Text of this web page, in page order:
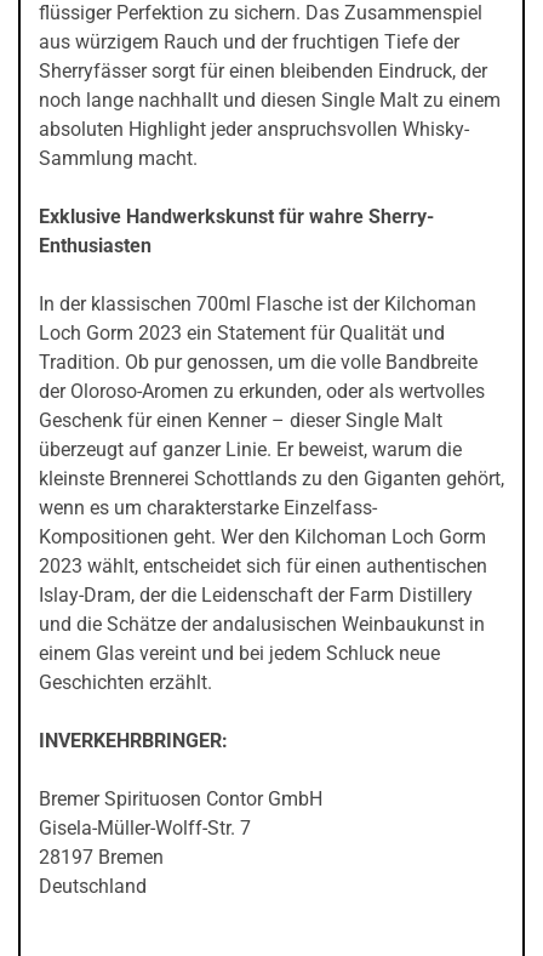
flüssiger Perfektion zu sichern. Das Zusammenspiel
aus würzigem Rauch und der fruchtigen Tiefe der
Sherryfässer sorgt für einen bleibenden Eindruck, der
noch lange nachhallt und diesen Single Malt zu einem
absoluten Highlight jeder anspruchsvollen Whisky-
Sammlung macht.
Exklusive Handwerkskunst für wahre Sherry-
Enthusiasten
In der klassischen 700ml Flasche ist der Kilchoman
Loch Gorm 2023 ein Statement für Qualität und
Tradition. Ob pur genossen, um die volle Bandbreite
der Oloroso-Aromen zu erkunden, oder als wertvolles
Geschenk für einen Kenner – dieser Single Malt
überzeugt auf ganzer Linie. Er beweist, warum die
kleinste Brennerei Schottlands zu den Giganten gehört,
wenn es um charakterstarke Einzelfass-
Kompositionen geht. Wer den Kilchoman Loch Gorm
2023 wählt, entscheidet sich für einen authentischen
Islay-Dram, der die Leidenschaft der Farm Distillery
und die Schätze der andalusischen Weinbaukunst in
einem Glas vereint und bei jedem Schluck neue
Geschichten erzählt.
INVERKEHRBRINGER:
Bremer Spirituosen Contor GmbH
Gisela-Müller-Wolff-Str. 7
28197 Bremen
Deutschland